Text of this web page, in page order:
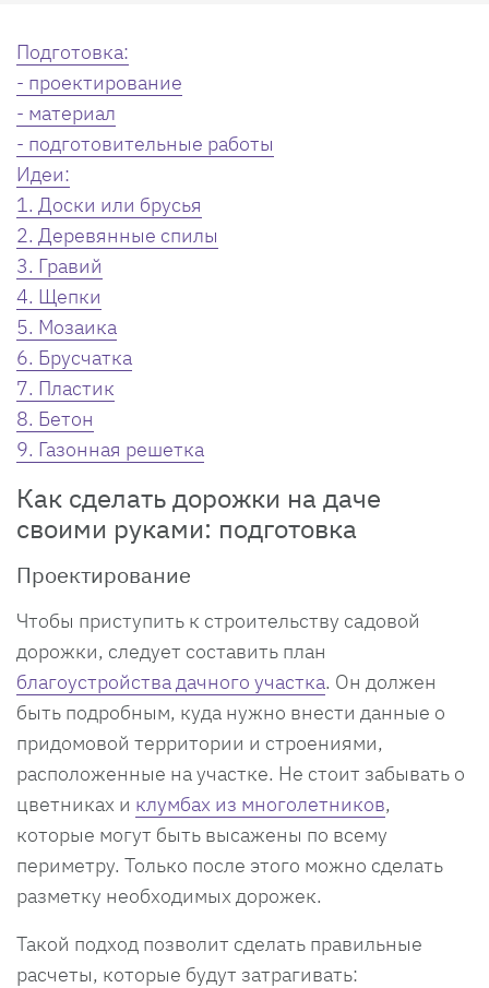
Подготовка:
- проектирование
- материал
- подготовительные работы
Идеи:
1. Доски или брусья
2. Деревянные спилы
3. Гравий
4. Щепки
5. Мозаика
6. Брусчатка
7. Пластик
8. Бетон
9. Газонная решетка
Как сделать дорожки на даче
своими руками: подготовка
Проектирование
Чтобы приступить к строительству садовой
дорожки, следует составить план
благоустройства дачного участка. Он должен
быть подробным, куда нужно внести данные о
придомовой территории и строениями,
расположенные на участке. Не стоит забывать о
цветниках и клумбах из многолетников,
которые могут быть высажены по всему
периметру. Только после этого можно сделать
разметку необходимых дорожек.
Такой подход позволит сделать правильные
расчеты, которые будут затрагивать: